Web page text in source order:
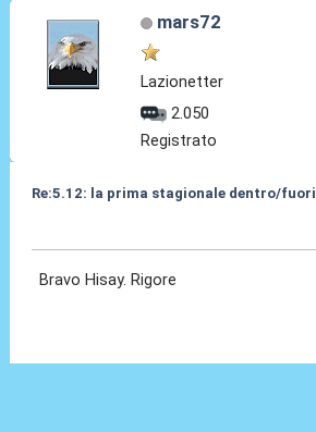
mars72
Lazionetter
2.050
Registrato
Re:5.12: la prima stagionale dentro/fuori
Bravo Hisay. Rigore